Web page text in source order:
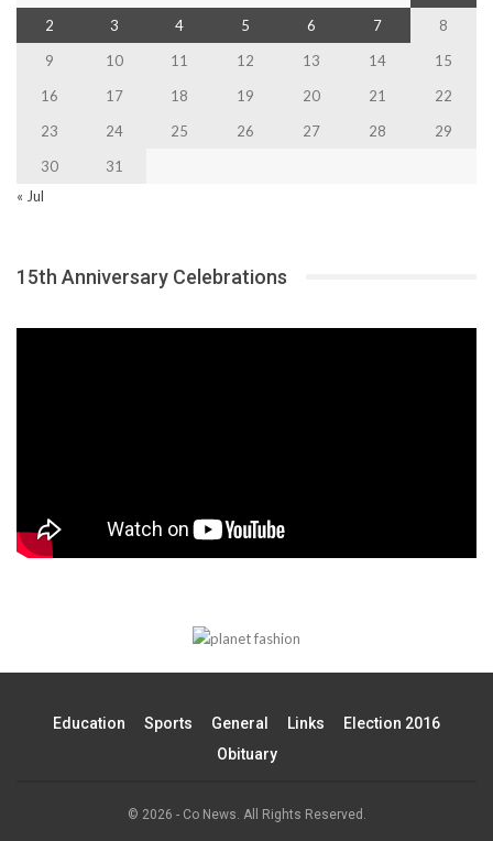
2
3 4 5 6 7
8
9
10 11 12 13 14
15
16
17 18 19 20 21
22
23
24 25 26 27 28
29
30
31
« Jul
15th Anniversary Celebrations
Education Sports General Links
Election 2016
Obituary
© 2026 - Co News. All Rights Reserved.